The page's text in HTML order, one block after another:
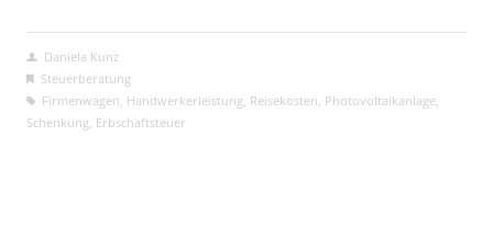
Daniela Kunz
Steuerberatung
Firmenwagen Handwerkerleistung Reisekosten Photovoltaikanlage,
Schenkung Erbschaftsteuer